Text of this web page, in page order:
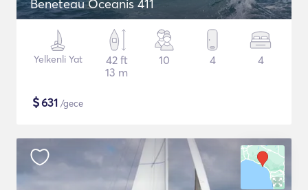
Beneteau Oceanis 411
Yelkenli Yat
42 ft
13 m
10 4 4
$631 /gece